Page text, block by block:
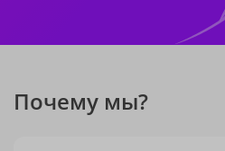
Почему мы?